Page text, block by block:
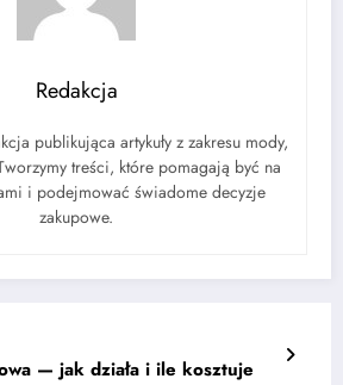
Redakcja
publikująca artykuły z zakresu mody,
treści, które pomagają być na
i podejmować świadome decyzje
zakupowe.
— jak działa i ile kosztuje